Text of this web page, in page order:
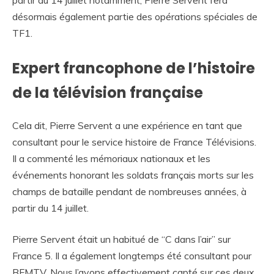
désormais également partie des opérations spéciales de
TF1.
Expert francophone de l’histoire
de la télévision française
Cela dit, Pierre Servent a une expérience en tant que
consultant pour le service histoire de France Télévisions.
Il a commenté les mémoriaux nationaux et les
événements honorant les soldats français morts sur les
champs de bataille pendant de nombreuses années, à
partir du 14 juillet.
Pierre Servent était un habitué de “C dans l’air” sur
France 5. Il a également longtemps été consultant pour